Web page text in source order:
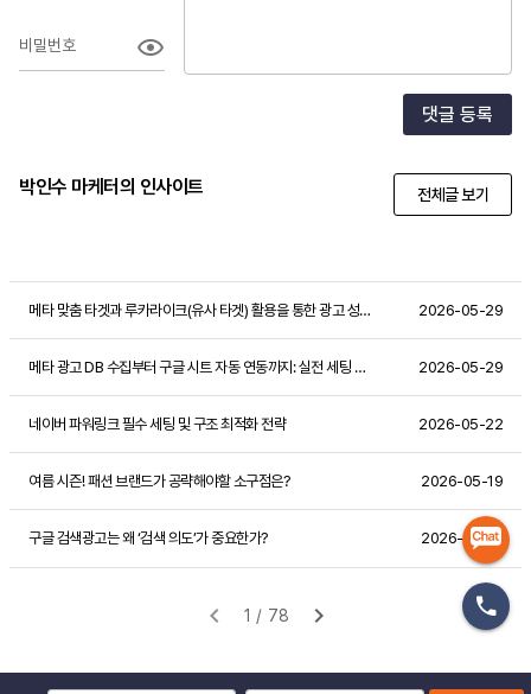
비밀번호
댓글 등록
박인수 마케터의 인사이트 전체글 보기
메타 맞춤 타겟과 루카라이크(유사 타겟) 활용을 통한 광고 성과 극대화 전략 2026-05-29
메타 광고 DB 수집부터 구글 시트 자동 연동까지: 실전 세팅 가이드 2026-05-29
네이버 파워링크 필수 세팅 및 구조 최적화 전략 2026-05-22
여름 시즌! 패션 브랜드가 공략해야할 소구점은? 2026-05-19
구글 검색광고는 왜 ‘검색 의도’가 중요한가? 2026-05-19